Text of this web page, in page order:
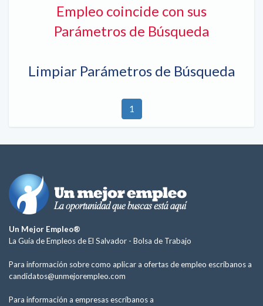
Empleo coincide con sus
Parámetros de Búsqueda
Limpiar Parámetros de Búsqueda
1
Un Mejor Empleo®
La Guía de Empleos de El Salvador - Bolsa de Trabajo
Para información sobre como aplicar a ofertas de empleo escríbanos a
candidatos@unmejorempleo.com
Para información a empresas escríbanos a